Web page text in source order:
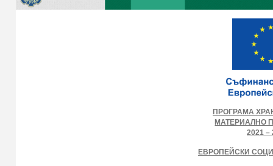
ПРОГРАМА
МАТЕРИАЛНО
2021 –
ЕВРОПЕЙСКИ